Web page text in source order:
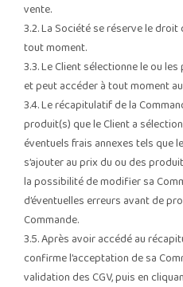
vente.
3.2. La Société se réserve le
tout moment.
3.3. Le Client sélectionne le ou
et peut accéder à tout moment
3.4. Le récapitulatif de la
produit(s) que le Client a
éventuels frais annexes tels que
s’ajouter au prix du ou des
la possibilité de modifier sa
d’éventuelles erreurs avant de
Commande.
3.5. Après avoir accédé au
confirme l’acceptation de sa
validation des CGV, puis en